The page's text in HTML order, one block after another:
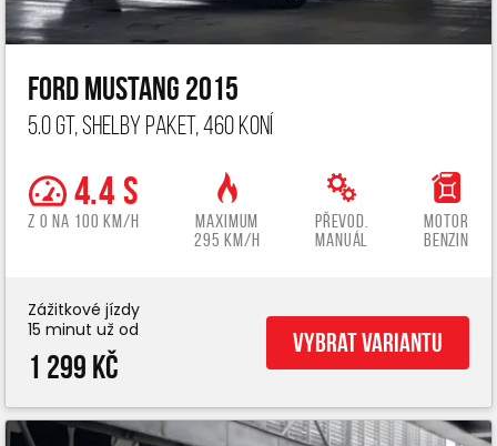
Ford Mustang 2015
5.0 GT, Shelby paket, 460 koní
4.4 s
z 0 na 100 km/h
Maximum
295 km/h
Převod.
manuál
Motor
benzin
Zážitkové jízdy
15 minut už od
1 299 Kč
Vybrat variantu